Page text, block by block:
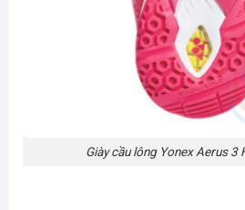
Giày cầu lông Yonex Aerus 3